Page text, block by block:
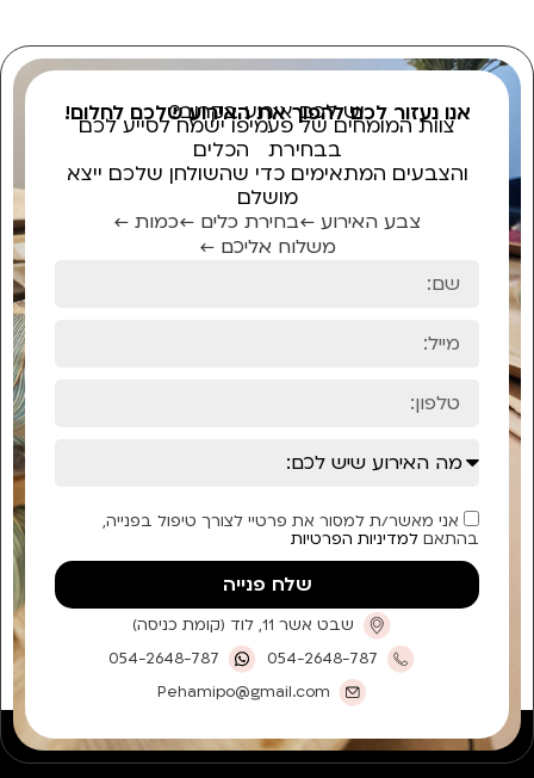
יש לכם אירוע בקרוב?
אנו נעזור לכם להפוך את האירוע שלכם לחלום!
צוות המומחים של פעמיפו ישמח לסייע לכם
בבחירת הכלים
והצבעים המתאימים כדי שהשולחן שלכם ייצא
מושלם
צבע האירוע ←בחירת כלים ←כמות ←
משלוח אליכם ←
אני מאשר/ת למסור את פרטיי לצורך טיפול בפנייה,
בהתאם למדיניות הפרטיות
שלח פנייה
שבט אשר 11, לוד (קומת כניסה)
054-2648-787
054-2648-787
Pehamipo@gmail.com